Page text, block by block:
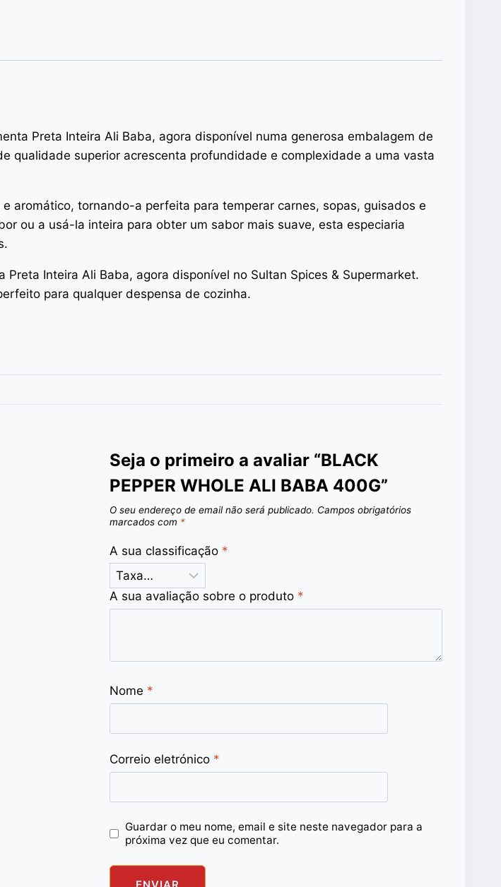
Preta Inteira Ali Baba, agora disponível numa generosa embalagem de
qualidade superior acrescenta profundidade e complexidade a uma vasta
aromático, tornando-a perfeita para temperar carnes, sopas, guisados e
ou a usá-la inteira para obter um sabor mais suave, esta especiaria
Inteira Ali Baba, agora disponível no Sultan Spices & Supermarket.
para qualquer despensa de cozinha.
Seja o primeiro a avaliar “BLACK
PEPPER WHOLE ALI BABA 400G”
O seu endereço de email não será publicado. Campos obrigatórios
marcados com *
A sua classificação *
A sua avaliação sobre o produto *
Nome *
Correio eletrónico *
Guardar o meu nome, email e site neste navegador para a
próxima vez que eu comentar.